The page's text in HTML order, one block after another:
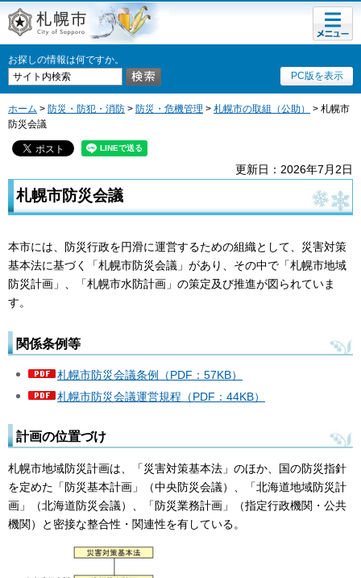
札幌市
お探しの情報は何ですか。
PC版を表示
メニュ
ー
ホーム > 防災・防犯・消防 > 防災・危機管理 > 札幌市の取組（公助）
> 札幌市
防災会議
更新日：2026年7月2日
札幌市防災会議
本市には、防災行政を円滑に運営するための組織として、災害対策
基本法に基づく「札幌市防災会議」があり、その中で「札幌市地域
防災計画」、「札幌市水防計画」の策定及び推進が図られていま
す。
関係条例等
札幌市防災会議条例（PDF：57KB）
札幌市防災会議運営規程（PDF：44KB）
計画の位置づけ
札幌市地域防災計画は、「災害対策基本法」のほか、国の防災指針
を定めた「防災基本計画」（中央防災会議）、「北海道地域防災計
画」（北海道防災会議）、「防災業務計画」（指定行政機関・公共
機関）と密接な整合性・関連性を有している。